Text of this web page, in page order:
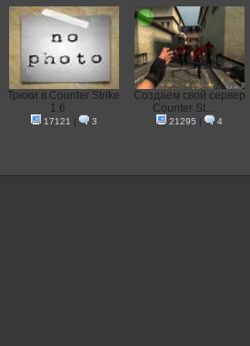
Трюки в Counter Strike
1.6
17121 | 3
Создаем свой сервер
Counter St...
21295 | 4